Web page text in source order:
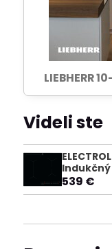
LIEBHERR
Videli ste
539 €